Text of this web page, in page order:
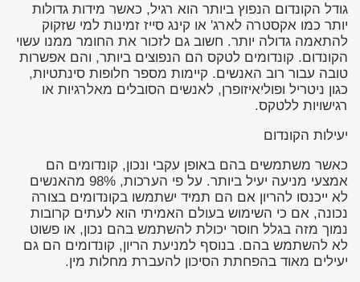
גודל הקונדום הנפוץ ביותר הוא רגיל, כאשר מידות גדולות
יותר כמו אקסטרה לארג' או קינג סייז זמינות למי שזקוק
להתאמה גדולה יותר. חשוב גם לזכור את החומר ממנו עשוי
הקונדום. קונדומים לטקס הם הנפוצים ביותר, והם אפשרות
טובה עבור רוב האנשים. קיימות מספר חלופות סינתטיות,
כגון ניטריל ופוליאיזופרן, לאנשים הסובלים מאלרגיות או
רגישויות ללטקס.
יעילות הקונדום
כאשר משתמשים בהם באופן עקבי ונכון, קונדומים הם
אמצעי מניעה יעיל ביותר. על פי הערכות, 98% מהאנשים
לא ייכנסו להריון אם הם תמיד ישתמשו בקונדומים בצורה
נכונה, אם כי השימוש בעולם האמיתי הוא לעתים קרובות
נמוך מזה בגלל חוסר יכולת להשתמש בהם נכון, או פשוט
לא להשתמש בהם. בנוסף למניעת הריון, קונדומים הם גם
יעילים מאוד בהפחתת הסיכון להעברת מחלות מין.